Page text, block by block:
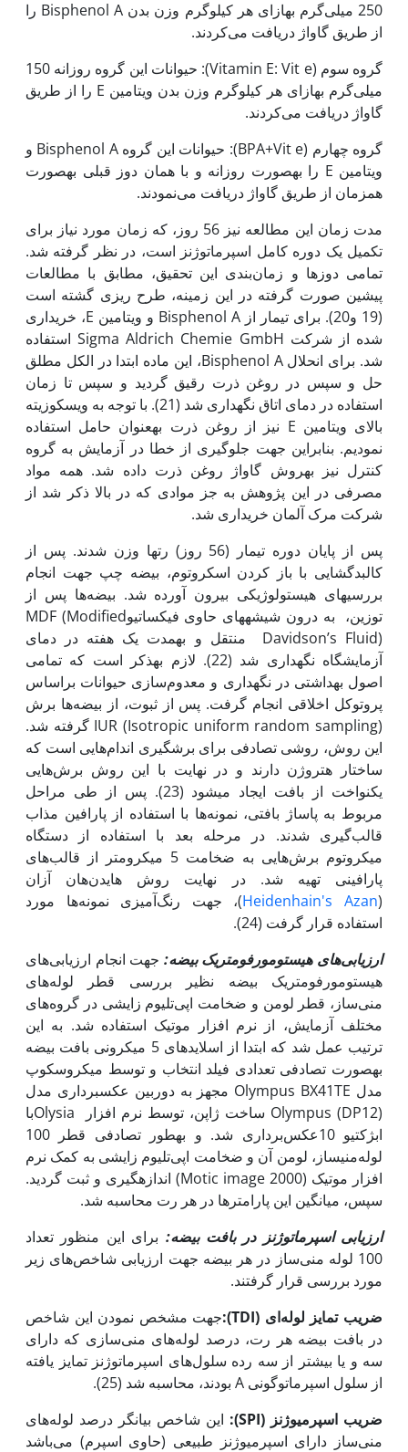
250 میلی‌گرم به‏ازای هر کیلوگرم وزن بدن Bisphenol A را
از طریق گاواژ دریافت می‌کردند.
گروه سوم (Vitamin E: Vit e): حیوانات این گروه روزانه 150
میلی‌گرم به‏ازای هر کیلوگرم وزن بدن ویتامین E را از طریق
گاواژ دریافت می‌کردند.
گروه چهارم (BPA+Vit e): حیوانات این گروه Bisphenol A و
ویتامین E را به‏صورت روزانه و با همان دوز قبلی به‏صورت
هم‏زمان از طریق گاواژ دریافت می‌نمودند.
مدت زمان این مطالعه نیز 56 روز، که زمان مورد نیاز برای
تکمیل یک دوره کامل اسپرماتوژنز است، در نظر گرفته شد.
تمامی دوزها و زمان‌بندی این تحقیق، مطابق با مطالعات
پیشین صورت گرفته در این زمینه، طرح ریزی گشته است
(19 و20). برای تیمار از Bisphenol A و ویتامین E، خریداری
شده از شرکت Sigma Aldrich Chemie GmbH استفاده
شد. برای انحلال Bisphenol A، این ماده ابتدا در الکل مطلق
حل و سپس در روغن ذرت رقیق گردید و سپس تا زمان
استفاده در دمای اتاق نگه‏داری شد (21). با توجه به ویسکوزیته
بالای ویتامین E نیز از روغن ذرت به‏عنوان حامل استفاده
نمودیم. بنابراین جهت جلوگیری از خطا در آزمایش به گروه
کنترل نیز به‏روش گاواژ روغن ذرت داده شد. همه مواد
مصرفی در این پژوهش به جز موادی که در بالا ذکر شد از
شرکت مرک آلمان خریداری شد.
پس از پایان دوره تیمار (56 روز) رت­ها وزن شدند. پس از
کالبدگشایی با باز کردن اسکروتوم، بیضه چپ جهت انجام
بررسی­های هیستولوژیکی بیرون آورده شد. بیضه‌ها پس از
توزین، به درون شیشه­های حاوی فیکساتیوMDF (Modified
Davidson’s Fluid) منتقل و به‏مدت یک هفته در دمای
آزمایشگاه نگه‏داری شد (22). لازم به‏ذکر است که تمامی
اصول بهداشتی در نگه‏داری و معدوم‌سازی حیوانات براساس
پروتوکل اخلاقی انجام گرفت. پس از ثبوت، از بیضه‌ها برش
IUR (Isotropic uniform random sampling) گرفته شد.
این روش، روشی تصادفی برای برش­گیری اندام‌هایی است که
ساختار هتروژن دارند و در نهایت با این روش برش‌‌‌‌‌هایی
یکنواخت از بافت ایجاد می­شود (23). پس از طی مراحل
مربوط به پاساژ بافتی، نمونه‌ها با استفاده از پارافین مذاب
قالب‌گیری شدند. در مرحله بعد با استفاده از دستگاه
میکروتوم برش‌هایی به ضخامت 5 میکرومتر از قالب‌های
پارافینی تهیه شد. در نهایت روش هایدن‌هان آزان
(
Heidenhain's Azan)، جهت رنگ‌آمیزی نمونه‌ها مورد
استفاده قرار گرفت (24).
ارزیابی‌های هیستومورفومتریک بیضه: جهت انجام ارزیابی‌های
هیستومورفومتریک بیضه نظیر بررسی قطر لوله‌های
منی‌ساز، قطر لومن و ضخامت اپی‌تلیوم زایشی در گروه‌های
مختلف آزمایش، از نرم افزار موتیک استفاده شد. به این
ترتیب عمل شد که ابتدا از اسلایدهای 5 میکرونی بافت بیضه
به‏صورت تصادفی تعدادی فیلد انتخاب و توسط میکروسکوپ
مدل Olympus BX41TE مجهز به دوربین عکس­برداری مدل
Olympus (DP12) ساخت ژاپن، توسط نرم افزار Olysiaبا
ابژکتیو 10عکس‌برداری شد. و به‏طور تصادفی قطر 100
لوله‌منی­ساز، لومن آن و ضخامت اپی‌تلیوم زایشی به کمک نرم
افزار موتیک (Motic image 2000) اندازه­گیری و ثبت گردید.
سپس، میانگین این پارامترها در هر رت محاسبه شد.
ارزیابی اسپرماتوژنز در بافت بیضه: برای این منظور تعداد
100 لوله منی‌ساز در هر بیضه جهت ارزیابی شاخص‌های زیر
مورد بررسی قرار گرفتند.
ضریب تمایز لوله‌ای (TDI)
:جهت مشخص نمودن این شاخص
در بافت بیضه هر رت، درصد لوله‌های منی‌سازی که دارای
سه و یا بیشتر از سه رده سلول‌های اسپرماتوژنز تمایز یافته
از سلول اسپرماتوگونی A بودند، محاسبه شد (25).
ضریب اسپرمیوژنز (SPI)
: این شاخص بیانگر درصد لوله‌های
منی‌ساز دارای اسپرمیوژنز طبیعی (حاوی اسپرم) می‌باشد